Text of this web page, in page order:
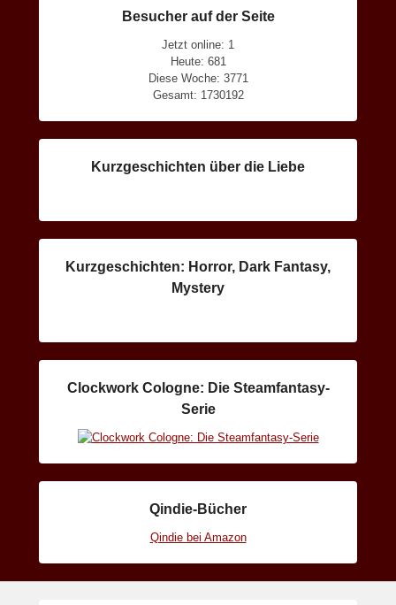
Besucher auf der Seite
Jetzt online: 1
Heute: 681
Diese Woche: 3771
Gesamt: 1730192
Kurzgeschichten über die Liebe
Kurzgeschichten: Horror, Dark Fantasy,
Mystery
Clockwork Cologne: Die Steamfantasy-
Serie
Qindie-Bücher
Qindie bei Amazon